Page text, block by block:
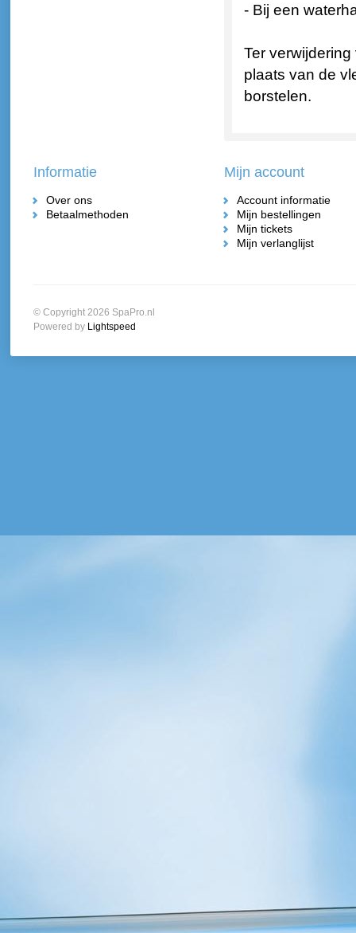
- Bij een
Ter
plaats van de
borstelen.
Informatie
Over ons
Betaalmethoden
Mijn account
Account informatie
Mijn bestellingen
Mijn tickets
Mijn verlanglijst
© Copyright 2026 SpaPro.nl
Powered by Lightspeed